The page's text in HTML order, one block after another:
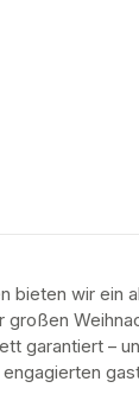
bieten wir ein
garantiert –